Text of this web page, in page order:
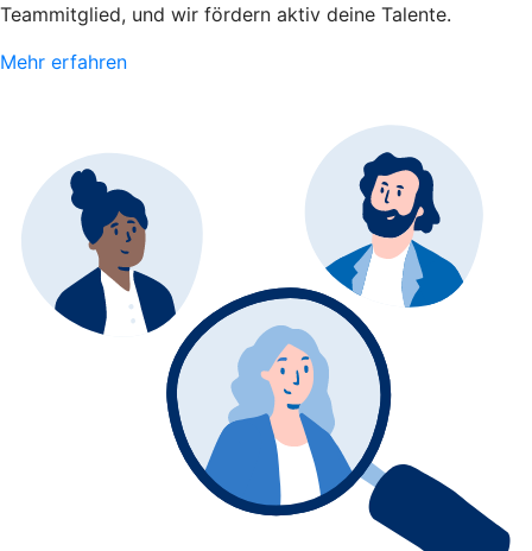
Teammitglied, und wir fördern aktiv deine Talente.
Mehr erfahren